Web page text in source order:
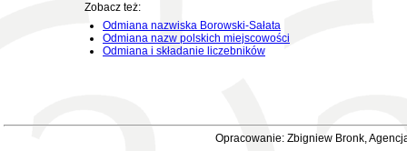
Zobacz też:
Odmiana nazwiska Borowski-Sałata
Odmiana nazw polskich miejscowości
Odmiana i składanie liczebników
Opracowanie: Zbigniew Bronk,